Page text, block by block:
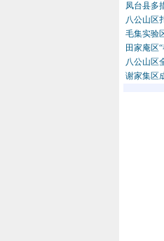
凤台县多
八公山区
毛集实验
田家庵区
八公山区
谢家集区